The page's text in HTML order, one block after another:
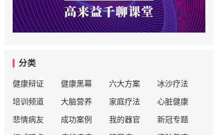
分类
健康辩证 健康黑幕 六大方案 冰沙疗法
培训频道 大脑营养 家庭疗法 心脏健康
悲情病友 成功案例 我的器官 新冠专题